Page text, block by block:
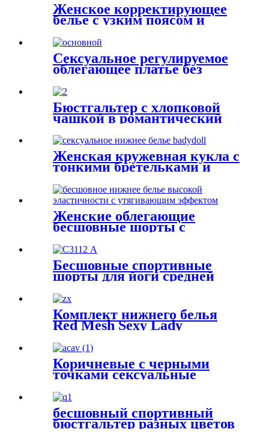
Женское корректирующее
белье с узким поясом и
кружевными брюками
Сексуальное регулируемое
облегающее платье без
рукавов для коррекции
формы плеч
Бюстгальтер с хлопковой
чашкой в романтический
серый горошек
Женская кружевная кукла с
тонкими бретельками и
Женские облегающие
бесшовные шорты с
Бесшовные спортивные
шорты для йоги средней
Комплект нижнего белья
Red Mesh Sexy Lady
Коричневые с черными
точками сексуальные
кружевные трусики
бесшовный спортивный
бюстгальтер разных цветов